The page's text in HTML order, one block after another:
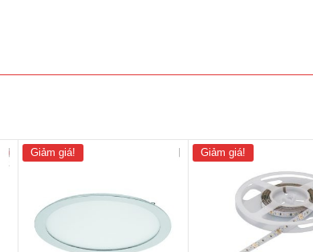
Giảm giá! Giảm giá!